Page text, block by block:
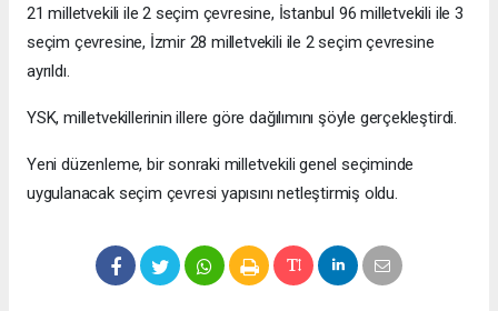
21 milletvekili ile 2 seçim çevresine, İstanbul 96 milletvekili ile 3
seçim çevresine, İzmir 28 milletvekili ile 2 seçim çevresine
ayrıldı.
YSK, milletvekillerinin illere göre dağılımını şöyle gerçekleştirdi.
Yeni düzenleme, bir sonraki milletvekili genel seçiminde
uygulanacak seçim çevresi yapısını netleştirmiş oldu.